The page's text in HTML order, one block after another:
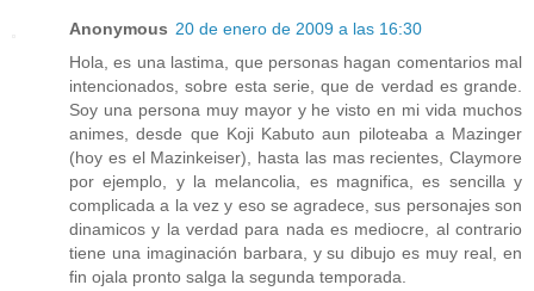
Anonymous 20 de enero de 2009 a las 16:30
Hola, es una lastima, que personas hagan comentarios mal
intencionados, sobre esta serie, que de verdad es grande.
Soy una persona muy mayor y he visto en mi vida muchos
animes, desde que Koji Kabuto aun piloteaba a Mazinger
(hoy es el Mazinkeiser), hasta las mas recientes, Claymore
por ejemplo, y la melancolia, es magnifica, es sencilla y
complicada a la vez y eso se agradece, sus personajes son
dinamicos y la verdad para nada es mediocre, al contrario
tiene una imaginación barbara, y su dibujo es muy real, en
fin ojala pronto salga la segunda temporada.